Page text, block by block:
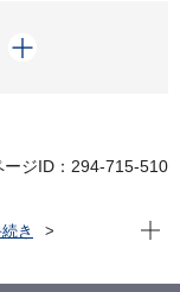
ージID：294-715-510
き
現在